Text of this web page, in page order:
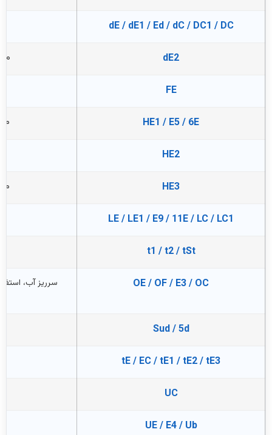
dE / dE1 / Ed / dC / DC1 / DC
dE2
FE
HE1 / E5 / 6E
HE2
HE3
LE / LE1 / E9 / 11E / LC / LC1
t1 / t2 / tSt
OE / OF / E3 / OC سرریز آب،
Sud / 5d
tE / EC / tE1 / tE2 / tE3
UC
UE / E4 / Ub